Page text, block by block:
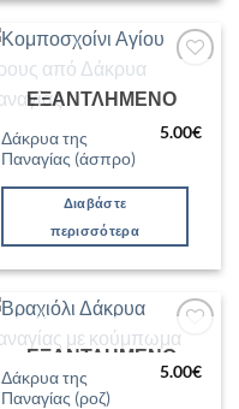
στη Λίστα
ΕΞΑΝΤΛΗΜΈΝΟ
Δάκρυα της
Παναγίας (άσπρο)
5.00€
Διαβάστε
περισσότερα
Προσθήκη
στη Λίστα
ΕΞΑΝΤΛΗΜΈΝΟ
Δάκρυα της
Παναγίας (ροζ)
5.00€